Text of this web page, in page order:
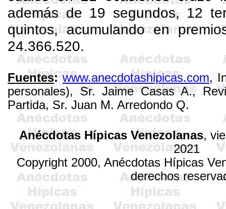
además de 19 segundos, 12
quintos, acumulando en
24.366.520.
Fuentes: www.anecdotashipicas.com,
personales), Sr. Jaime Casas A.,
Partida, Sr. Juan M. Arredondo Q.
Anécdotas Hípicas Venezolanas,
2021
Copyright 2000, Anécdotas Hípicas
derechos